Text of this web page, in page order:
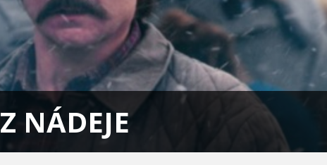
NÁDEJE